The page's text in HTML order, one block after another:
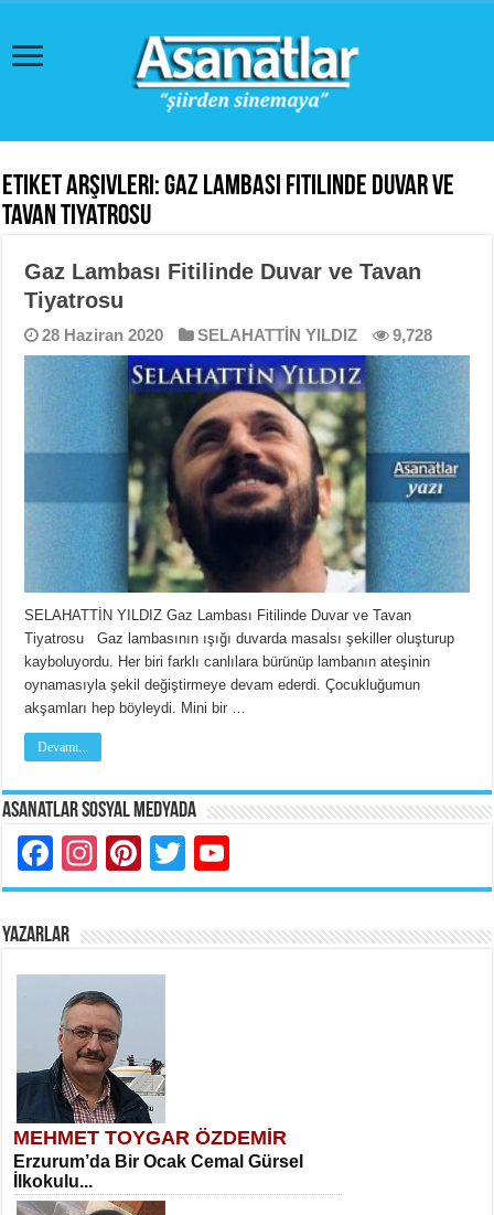
Etiket Arşivleri:Gaz Lambası Fitilinde Duvar ve
Tavan Tiyatrosu
Gaz Lambası Fitilinde Duvar ve Tavan
Tiyatrosu
28 Haziran 2020 SELAHATTİN YILDIZ 9,728
SELAHATTİN YILDIZ Gaz Lambası Fitilinde Duvar ve Tavan
Tiyatrosu Gaz lambasının ışığı duvarda masalsı şekiller oluşturup
kayboluyordu. Her biri farklı canlılara bürünüp lambanın ateşinin
oynamasıyla şekil değiştirmeye devam ederdi. Çocukluğumun
akşamları hep böyleydi. Mini bir …
Devamı...
Asanatlar Sosyal Medyada
Facebook
Instagram
Pinterest
Twitter
YAZARLAR
MEHMET TOYGAR ÖZDEMİR
Erzurum’da Bir Ocak Cemal Gürsel
İlkokulu...